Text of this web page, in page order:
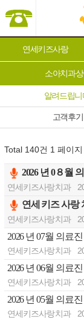
연세키즈사랑
소아치과
알려드립니
고객후기
Total 140건 1 페이지
2026 년 0８월
연세키즈사랑치과
연세 키즈 사랑
연세키즈사랑치과
2026 년 07월 의료
연세키즈사랑치과
2026 년 06월 의료
연세키즈사랑치과
2026 년 05월 의료
연세키즈사랑치과